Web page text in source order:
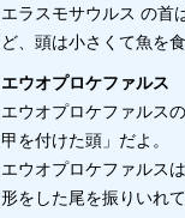
エラスモサウルス の首
ど、頭は小さくて魚を
エウオプロケファルス
エウオプロケファルス
甲を付けた頭」だよ。
エウオプロケファルス
形をした尾を振りいれ